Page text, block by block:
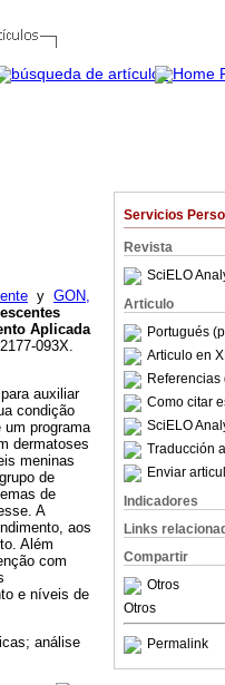
Servicios
Revista
SciELO
Articulo
Portugués
Articulo en
Como citar
SciELO
Traducción
Enviar
Indicadores
Links
Compartir
Otros
Otros
Permalink
y GON,
Aplicada
093X.
auxiliar
condição
programa
dermatoses
meninas
de
de
A
aos
Além
com
e níveis de
análise